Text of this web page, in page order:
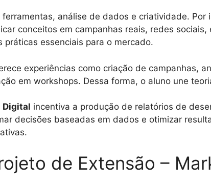
análise de dados e criatividade. Por
conceitos em campanhas reais, redes
essenciais para o mercado.
experiências como criação de campanhas,
em workshops. Dessa forma, o aluno une
Digital incentiva a produção de relatórios de
decisões baseadas em dados e otimizar
de Extensão –